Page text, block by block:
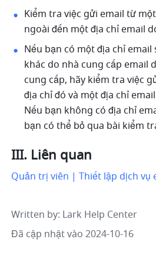
Kiểm tra việc gửi email từ
ngoài đến một địa chỉ email
Nếu bạn có một địa chỉ
khác do nhà cung cấp email
cung cấp, hãy kiểm tra việc
địa chỉ đó và một địa chỉ
Nếu bạn không có địa chỉ
bạn có thể bỏ qua bài kiểm
III. Liên quan
Quản trị viên | Thiết lập dịch vụ
Written by: Lark Help Center
Đã cập nhật vào 2024-10-16